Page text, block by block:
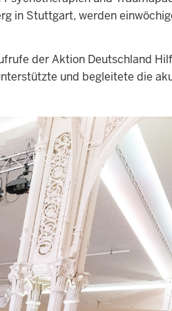
in Stuttgart, werden
der Aktion Deutschland
und begleitete die